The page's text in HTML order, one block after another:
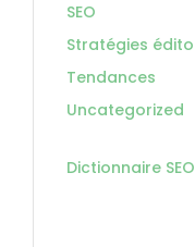
SEO
Stratégies édito
Tendances
Uncategorized
Dictionnaire SEO